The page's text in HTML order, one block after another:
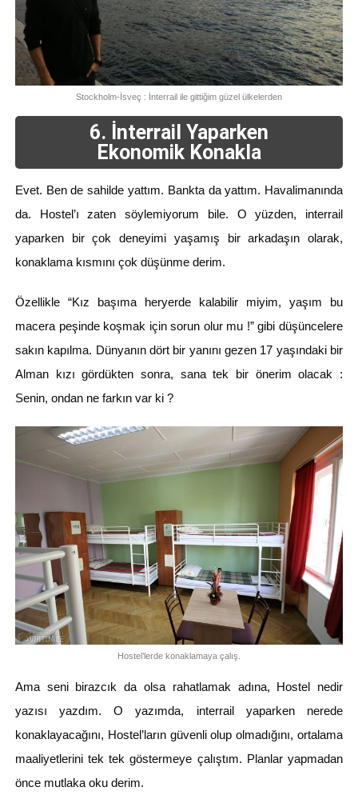
Stockholm-İsveç : İnterrail ile gittiğim güzel ülkelerden
6. İnterrail Yaparken
Ekonomik Konakla
Evet. Ben de sahilde yattım. Bankta da yattım. Havalimanında
da. Hostel’ı zaten söylemiyorum bile. O yüzden, interrail
yaparken bir çok deneyimi yaşamış bir arkadaşın olarak,
konaklama kısmını çok düşünme derim.
Özellikle “Kız başıma heryerde kalabilir miyim, yaşım bu
macera peşinde koşmak için sorun olur mu !” gibi düşüncelere
sakın kapılma. Dünyanın dört bir yanını gezen 17 yaşındaki bir
Alman kızı gördükten sonra, sana tek bir önerim olacak :
Senin, ondan ne farkın var ki ?
Hostel’lerde konaklamaya çalış.
Ama seni birazcık da olsa rahatlamak adına, Hostel nedir
yazısı yazdım. O yazımda, interrail yaparken nerede
konaklayacağını, Hostel’ların güvenli olup olmadığını, ortalama
maaliyetlerini tek tek göstermeye çalıştım. Planlar yapmadan
önce mutlaka oku derim.